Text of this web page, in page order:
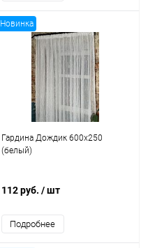
Новинка
Гардина Дождик 600x250
(белый)
112 руб. / шт
Подробнее